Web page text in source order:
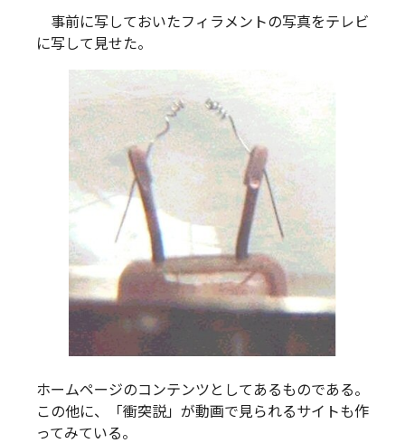
事前に写しておいたフィラメントの写真をテレビ
に写して見せた。
ホームページのコンテンツとしてあるものである。
この他に、「衝突説」が動画で見られるサイトも作
ってみている。